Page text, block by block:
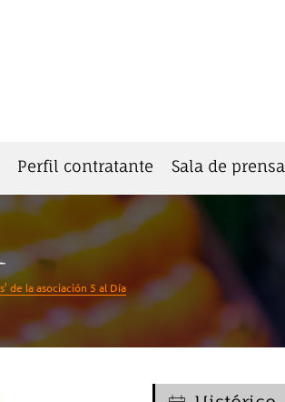
Perfil contratante Sala de prensa
de la asociación 5 al Día